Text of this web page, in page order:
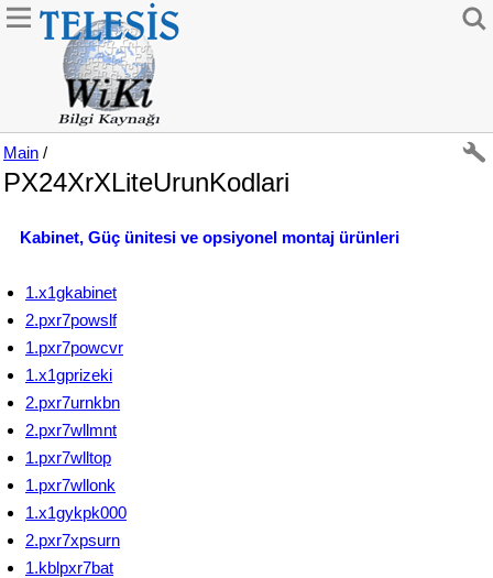
Main /
PX24XrXLiteUrunKodlari
Kabinet, Güç ünitesi ve opsiyonel montaj ürünleri
1.x1gkabinet
2.pxr7powslf
1.pxr7powcvr
1.x1gprizeki
2.pxr7urnkbn
2.pxr7wllmnt
1.pxr7wlltop
1.pxr7wllonk
1.x1gykpk000
2.pxr7xpsurn
1.kblpxr7bat